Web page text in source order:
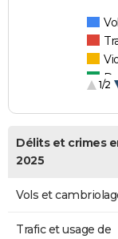
1/2
Délits et crimes
2025
Vols et
Trafic et usage de